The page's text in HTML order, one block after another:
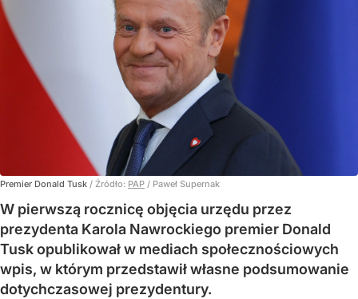
Premier Donald Tusk / Źródło: PAP / Paweł Supernak
W pierwszą rocznicę objęcia urzędu przez
prezydenta Karola Nawrockiego premier Donald
Tusk opublikował w mediach społecznościowych
wpis, w którym przedstawił własne podsumowanie
dotychczasowej prezydentury.